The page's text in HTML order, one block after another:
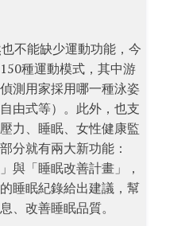
不能缺少運動功能，今
種運動模式，其中游
測用家採用哪一種泳姿
由式等）。此外，也支
力、睡眠、女性健康監
分就有兩大新功能：
與「睡眠改善計畫」，
睡眠紀錄給出建議，幫
、改善睡眠品質。